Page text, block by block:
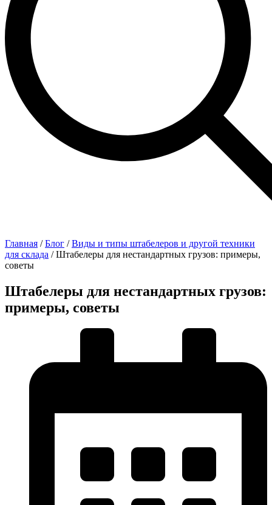
Главная /Блог /Виды и типы штабелеров и другой техники
для склада /Штабелеры для нестандартных грузов: примеры,
советы
Штабелеры для нестандартных грузов:
примеры, советы